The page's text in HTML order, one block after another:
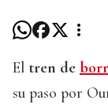
El tren de
su paso por